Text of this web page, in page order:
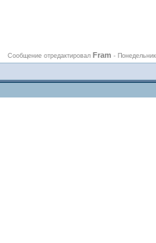
Сообщение отредактировал Fram -